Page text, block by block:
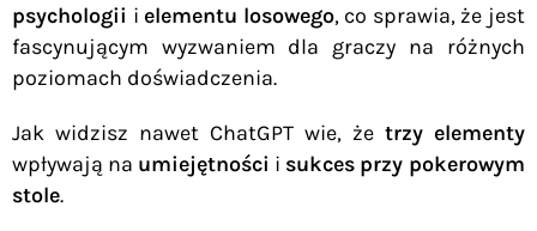
psychologii i elementu losowego, co sprawia, że jest
fascynującym wyzwaniem dla graczy na różnych
poziomach doświadczenia.
Jak widzisz nawet ChatGPT wie, żetrzy elementy
wpływają na umiejętności i sukces przy pokerowym
stole.